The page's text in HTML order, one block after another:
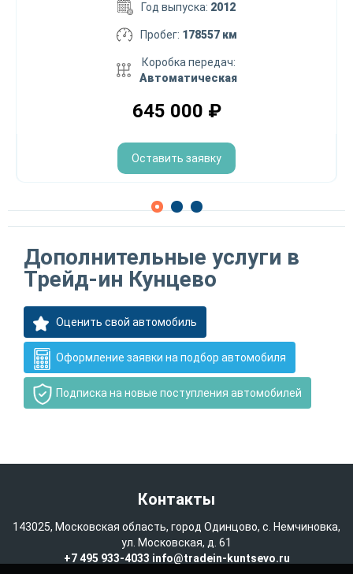
Год выпуска: 2012
Пробег: 178557 км
Коробка передач:
Автоматическая
645 000 ₽
Оставить заявку
Дополнительные услуги в
Трейд-ин Кунцево
Оценить свой автомобиль
Оформление заявки на подбор автомобиля
Подписка на новые поступления автомобилей
Контакты
143025, Московская область, город Одинцово, с. Немчиновка,
ул. Московская, д. 61
+7 495 933-4033 info@tradein-kuntsevo.ru